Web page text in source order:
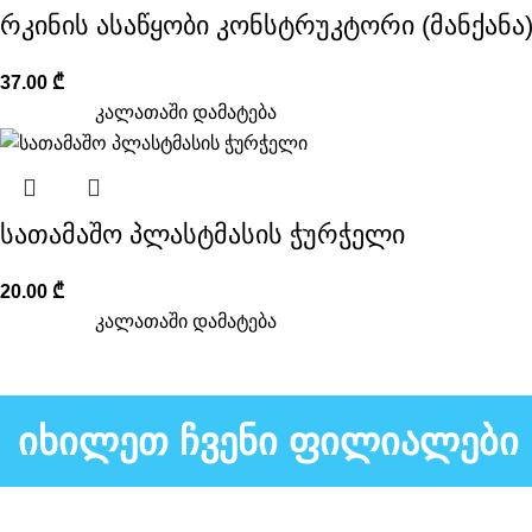
რკინის ასაწყობი კონსტრუკტორი
37.00 ₾
კალათაში დამატება
სათამაშო პლასტმასის ჭურჭელი
20.00 ₾
კალათაში დამატება
იხილეთ ჩვენი ფილიალები